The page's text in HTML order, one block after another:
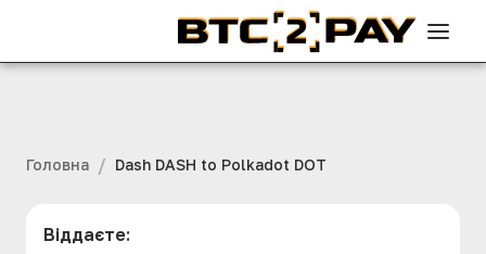
Головна / Dash DASH to Polkadot DOT
Віддаєте: